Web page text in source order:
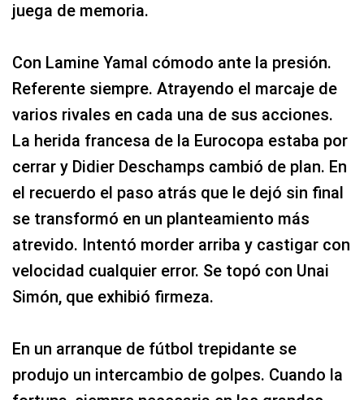
juega de memoria.
Con Lamine Yamal cómodo ante la presión.
Referente siempre. Atrayendo el marcaje de
varios rivales en cada una de sus acciones.
La herida francesa de la Eurocopa estaba por
cerrar y Didier Deschamps cambió de plan. En
el recuerdo el paso atrás que le dejó sin final
se transformó en un planteamiento más
atrevido. Intentó morder arriba y castigar con
velocidad cualquier error. Se topó con Unai
Simón, que exhibió firmeza.
En un arranque de fútbol trepidante se
produjo un intercambio de golpes. Cuando la